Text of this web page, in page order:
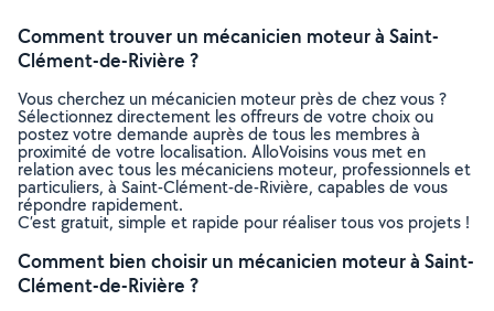
Comment trouver un mécanicien moteur à Saint-
Clément-de-Rivière ?
Vous cherchez un mécanicien moteur près de chez vous ?
Sélectionnez directement les offreurs de votre choix ou
postez votre demande auprès de tous les membres à
proximité de votre localisation. AlloVoisins vous met en
relation avec tous les mécaniciens moteur, professionnels et
particuliers, à Saint-Clément-de-Rivière, capables de vous
répondre rapidement.
C’est gratuit, simple et rapide pour réaliser tous vos projets !
Comment bien choisir un mécanicien moteur à Saint-
Clément-de-Rivière ?